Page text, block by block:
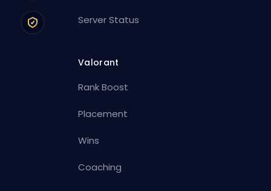
Server Status
Valorant
Rank Boost
Placement
Wins
Coaching